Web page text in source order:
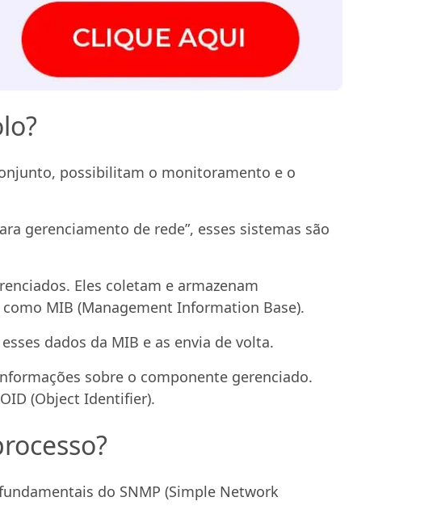
possibilitam o monitoramento e o
gerenciamento de rede”, esses sistemas são
Eles coletam e armazenam
MIB (Management Information Base).
dados da MIB e as envia de volta.
sobre o componente gerenciado.
(Object Identifier).
do SNMP (Simple Network